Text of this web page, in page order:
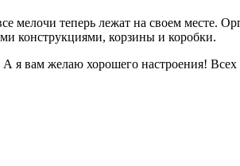
мелочи теперь лежат на своем месте.
конструкциями, корзины и коробки.
А я вам желаю хорошего настроения!